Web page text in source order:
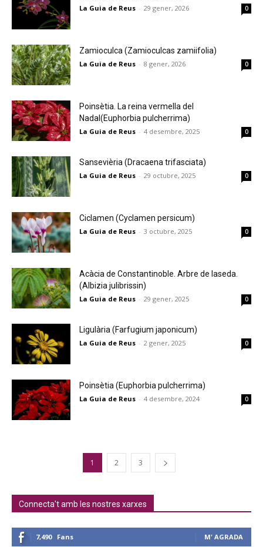
La Guia de Reus - 29 gener, 2026 0
Zamioculca (Zamioculcas zamiifolia)
La Guia de Reus - 8 gener, 2026 0
Poinsètia. La reina vermella del
Nadal(Euphorbia pulcherrima)
La Guia de Reus - 4 desembre, 2025 0
Sansevièria (Dracaena trifasciata)
La Guia de Reus - 29 octubre, 2025 0
Ciclamen (Cyclamen persicum)
La Guia de Reus - 3 octubre, 2025 0
Acàcia de Constantinoble. Arbre de laseda.
(Albizia julibrissin)
La Guia de Reus - 29 gener, 2025 0
Ligulària (Farfugium japonicum)
La Guia de Reus - 2 gener, 2025 0
Poinsètia (Euphorbia pulcherrima)
La Guia de Reus - 4 desembre, 2024 0
1 2 3
Connecta't amb les nostres xarxes
7,490 Fans M' AGRADA